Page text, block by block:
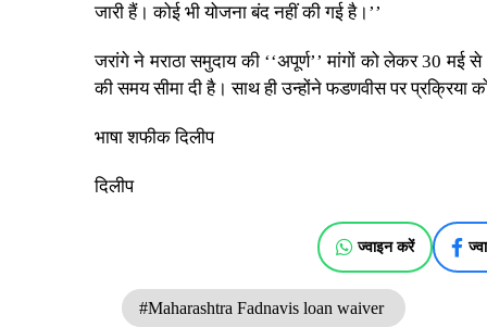
जारी हैं। कोई भी योजना बंद नहीं की गई है।’’
जरांगे ने मराठा समुदाय की ‘‘अपूर्ण’’ मांगों को लेकर 30 मई
की समय सीमा दी है। साथ ही उन्होंने फडणवीस पर प्रक्रिया
भाषा शफीक दिलीप
दिलीप
ज्वाइन करें
#Maharashtra Fadnavis loan waiver